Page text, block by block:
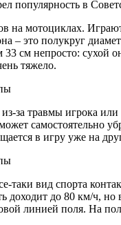
популярность в
мотоциклах.
– это полукруг
см непросто: сухой
тяжело.
травмы игрока
самостоятельно
в игру уже на
вид спорта
до 80 км/ч,
линией поля. На